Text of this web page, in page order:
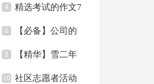
文300字汇总九篇
4 精选考试的作文7
篇
6 【必备】公司的
通知四篇
8 【精华】雪二年
级作文锦集6篇
10 社区志愿者活动